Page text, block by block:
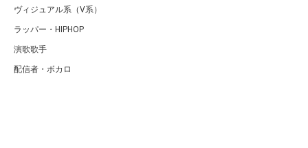
ヴィジュアル系（V系）
ラッパー・HIPHOP
演歌歌手
配信者・ボカロ